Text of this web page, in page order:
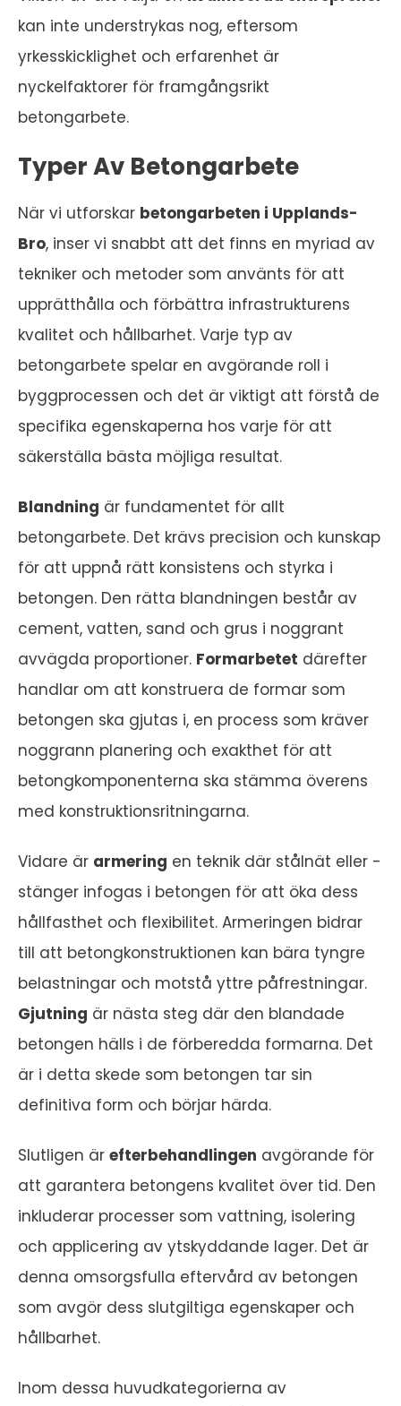
kan inte understrykas nog, eftersom
yrkesskicklighet och erfarenhet är
nyckelfaktorer för framgångsrikt
betongarbete.
Typer Av Betongarbete
När vi utforskar betongarbeten i Upplands-
Bro, inser vi snabbt att det finns en myriad av
tekniker och metoder som använts för att
upprätthålla och förbättra infrastrukturens
kvalitet och hållbarhet. Varje typ av
betongarbete spelar en avgörande roll i
byggprocessen och det är viktigt att förstå de
specifika egenskaperna hos varje för att
säkerställa bästa möjliga resultat.
Blandning är fundamentet för allt
betongarbete. Det krävs precision och kunskap
för att uppnå rätt konsistens och styrka i
betongen. Den rätta blandningen består av
cement, vatten, sand och grus i noggrant
avvägda proportioner. Formarbetet därefter
handlar om att konstruera de formar som
betongen ska gjutas i, en process som kräver
noggrann planering och exakthet för att
betongkomponenterna ska stämma överens
med konstruktionsritningarna.
Vidare är armering en teknik där stålnät eller -
stänger infogas i betongen för att öka dess
hållfasthet och flexibilitet. Armeringen bidrar
till att betongkonstruktionen kan bära tyngre
belastningar och motstå yttre påfrestningar.
Gjutning är nästa steg där den blandade
betongen hälls i de förberedda formarna. Det
är i detta skede som betongen tar sin
definitiva form och börjar härda.
Slutligen är efterbehandlingen avgörande för
att garantera betongens kvalitet över tid. Den
inkluderar processer som vattning, isolering
och applicering av ytskyddande lager. Det är
denna omsorgsfulla eftervård av betongen
som avgör dess slutgiltiga egenskaper och
hållbarhet.
Inom dessa huvudkategorierna av